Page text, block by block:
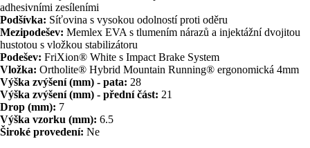
adhesivními zesíleními
Podšívka: Síťovina s vysokou odolností proti oděru
Mezipodešev: Memlex EVA s tlumením nárazů a injektážní dvojitou
hustotou s vložkou stabilizátoru
Podešev: FriXion® White s Impact Brake System
Vložka: Ortholite® Hybrid Mountain Running® ergonomická 4mm
Výška zvýšení (mm) - pata: 28
Výška zvýšení (mm) - přední část: 21
Drop (mm): 7
Výška vzorku (mm): 6.5
Široké provedení: Ne